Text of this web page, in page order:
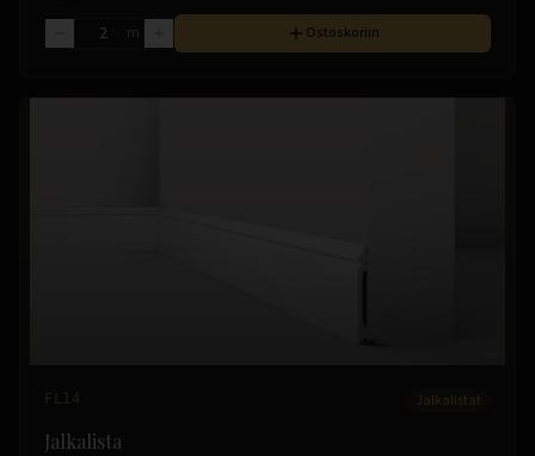
m Ostoskoriin
FL14 Jalkalistat
Jalkalista